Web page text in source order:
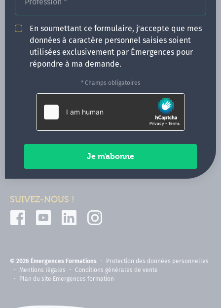
En soumettant ce formulaire, j'accepte que mes
données à caractère personnel saisies soient
utilisées exclusivement par Émergences pour
répondre à ma demande.
* Champs obligatoires
ACTUALITÉS
INFOS PRATIQUES
Qui sommes-nous ?
35000 Rennes
02 99 05 25 47
Contactez-nous
SUIVEZ-NOUS !
© 2026 Émergences Formations
Protection des données personnelles
Mentions légales
Conditions générales de vente
Plan du site Emergences formation